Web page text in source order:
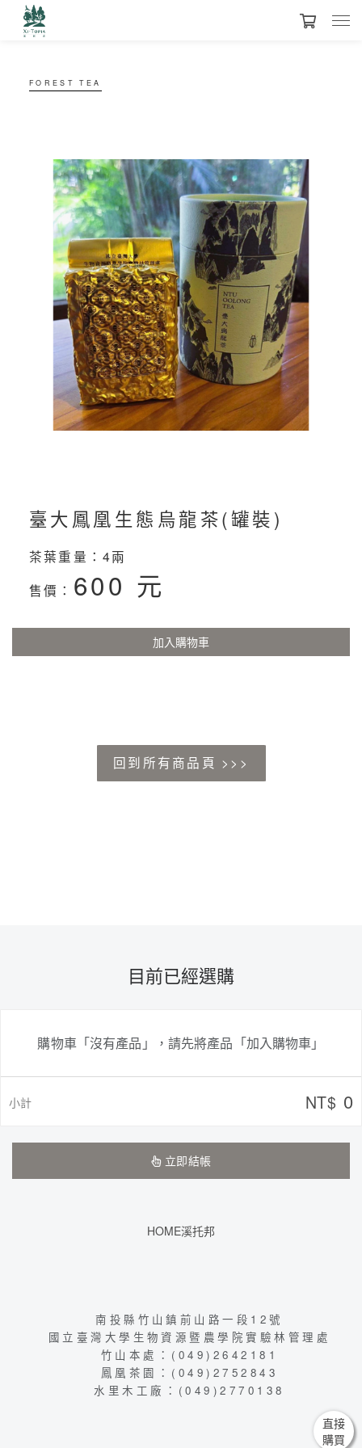
FOREST TEA
臺大鳳凰生態烏龍茶(罐裝)
茶葉重量：4兩
售價： 600 元
加入購物車
回到所有商品頁 >>>
目前已經選購
購物車「沒有產品」，請先將產品「加入購物車」
小計 NT$ 0
立即結帳
HOME溪托邦
南投縣竹山鎮前山路一段12號
國立臺灣大學生物資源暨農學院實驗林管理處
竹山本處：(049)2642181
鳳凰茶園：(049)2752843
水里木工廠：(049)2770138
直接
購買